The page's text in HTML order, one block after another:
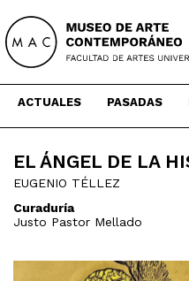
content
ACTUALES PASADAS
EL ÁNGEL DE LA
EUGENIO TÉLLEZ
Curaduría
Justo Pastor Mellado